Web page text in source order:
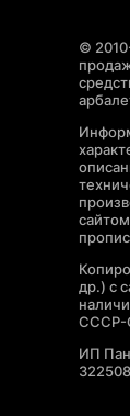
©
др.) с
CCCP-
ИП